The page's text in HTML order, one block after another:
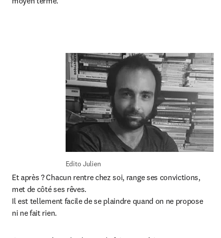
Edito Julien
Et après ? Chacun rentre chez soi, range ses convictions,
met de côté ses rêves.
Il est tellement facile de se plaindre quand on ne propose
ni ne fait rien.